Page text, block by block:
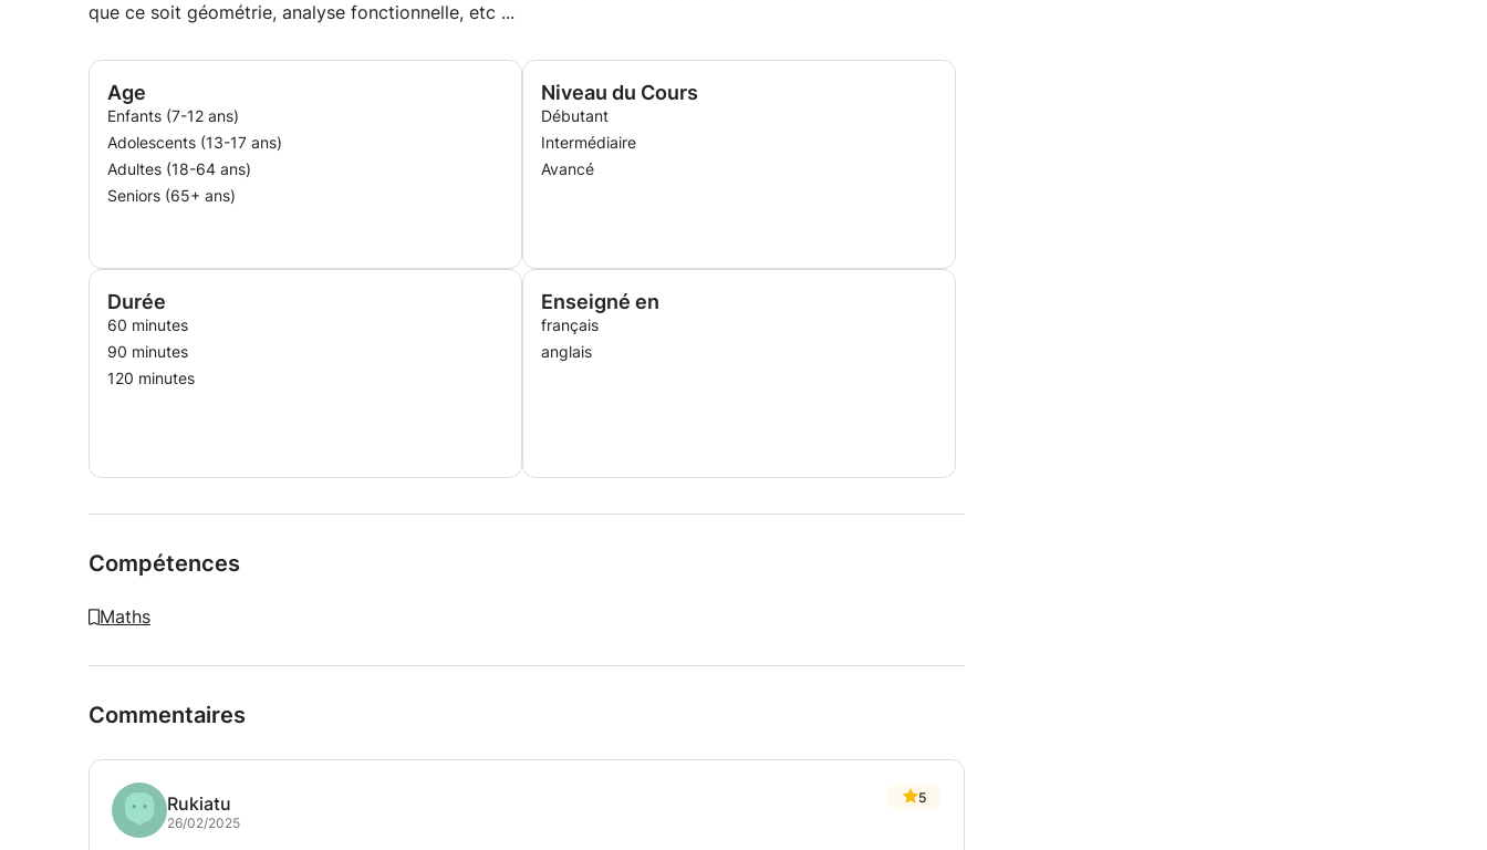
que ce soit géométrie, analyse fonctionnelle, etc ...
Age
Enfants (7-12 ans)
Adolescents (13-17 ans)
Adultes (18-64 ans)
Seniors (65+ ans)
Niveau du Cours
Débutant
Intermédiaire
Avancé
Durée
60 minutes
90 minutes
120 minutes
Enseigné en
français
anglais
Compétences
Maths
Commentaires
Rukiatu
26/02/2025
5